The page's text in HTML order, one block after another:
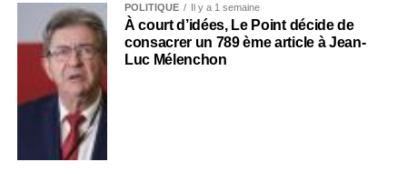
POLITIQUE Il y a 1 semaine
À court d’idées, Le Point décide de
consacrer un 789 ème article à Jean-
Luc Mélenchon